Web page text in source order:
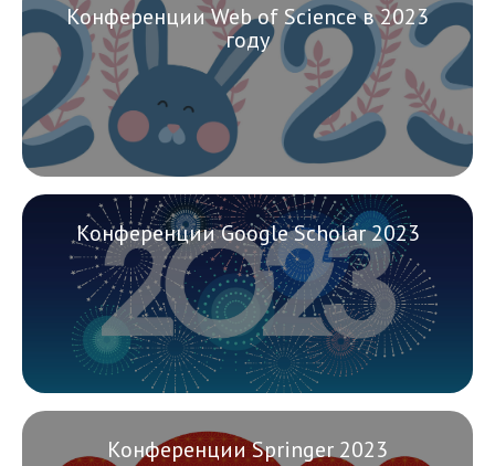
Конференции Web of Science в 2023
году
Конференции Google Scholar 2023
Конференции Springer 2023